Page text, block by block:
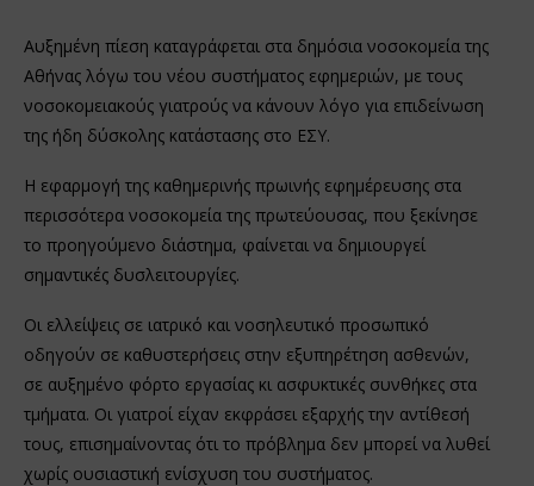
Αυξημένη πίεση καταγράφεται στα δημόσια νοσοκομεία της
Αθήνας λόγω του νέου συστήματος εφημεριών, με τους
νοσοκομειακούς γιατρούς να κάνουν λόγο για επιδείνωση
της ήδη δύσκολης κατάστασης στο ΕΣΥ.
Η εφαρμογή της καθημερινής πρωινής εφημέρευσης στα
περισσότερα νοσοκομεία της πρωτεύουσας, που ξεκίνησε
το προηγούμενο διάστημα, φαίνεται να δημιουργεί
σημαντικές δυσλειτουργίες.
Οι ελλείψεις σε ιατρικό και νοσηλευτικό προσωπικό
οδηγούν σε καθυστερήσεις στην εξυπηρέτηση ασθενών,
σε αυξημένο φόρτο εργασίας κι ασφυκτικές συνθήκες στα
τμήματα. Οι γιατροί είχαν εκφράσει εξαρχής την αντίθεσή
τους, επισημαίνοντας ότι το πρόβλημα δεν μπορεί να λυθεί
χωρίς ουσιαστική ενίσχυση του συστήματος.